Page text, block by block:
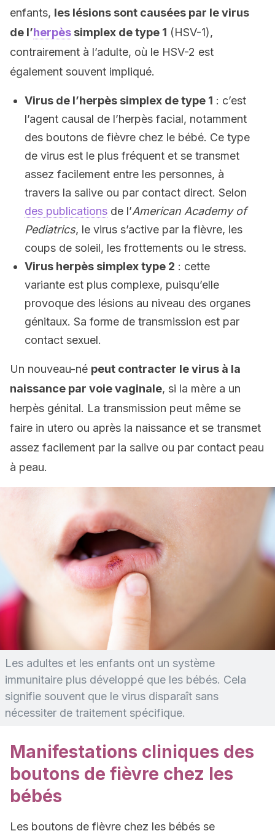
enfants, les lésions sont causées par le virus
de l’herpès simplex de type 1 (HSV-1),
contrairement à l’adulte, où le HSV-2 est
également souvent impliqué.
Virus de l’herpès simplex de type 1 : c’est
l’agent causal de l’herpès facial, notamment
des boutons de fièvre chez le bébé. Ce type
de virus est le plus fréquent et se transmet
assez facilement entre les personnes, à
travers la salive ou par contact direct. Selon
des publications de l’American Academy of
Pediatrics, le virus s’active par la fièvre, les
coups de soleil, les frottements ou le stress.
Virus herpès simplex type 2 : cette
variante est plus complexe, puisqu’elle
provoque des lésions au niveau des organes
génitaux. Sa forme de transmission est par
contact sexuel.
Un nouveau-né peut contracter le virus à la
naissance par voie vaginale, si la mère a un
herpès génital. La transmission peut même se
faire in utero ou après la naissance et se transmet
assez facilement par la salive ou par contact peau
à peau.
Les adultes et les enfants ont un système
immunitaire plus développé que les bébés. Cela
signifie souvent que le virus disparaît sans
nécessiter de traitement spécifique.
Manifestations cliniques des
boutons de fièvre chez les
bébés
Les boutons de fièvre chez les bébés se